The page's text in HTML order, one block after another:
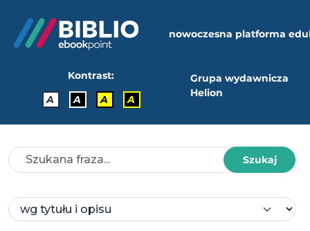
nowoczesna platforma
Kontrast:
A
A A A
Grupa wydawnicza
Helion
Szukaj